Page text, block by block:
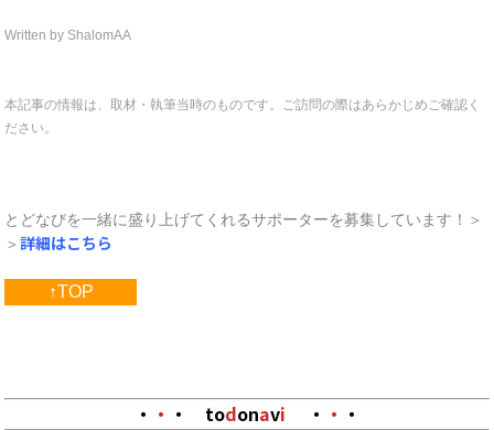
Written by ShalomAA
本記事の情報は、取材・執筆当時のものです。ご訪問の際はあらかじめご確認く
ださい。
とどなびを一緒に盛り上げてくれるサポーターを募集しています！＞
＞詳細はこちら
↑TOP
・ ・ ・ todonavi ・ ・ ・